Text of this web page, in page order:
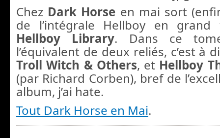
Chez Dark Horse en mai sort
de l’intégrale Hellboy en
Hellboy Library. Dans ce
l’équivalent de deux reliés, c’est à
Troll Witch & Others, et Hellboy
(par Richard Corben), bref de
album, j’ai hate.
Tout Dark Horse en Mai.